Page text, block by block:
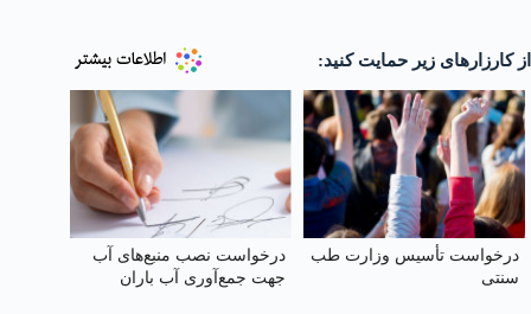
از کارزارهای زیر حمایت کنید:
درخواست تأسیس وزارت طب
سنتی
درخواست نصب منبع‌های آب
جهت جمع‌آوری آب باران